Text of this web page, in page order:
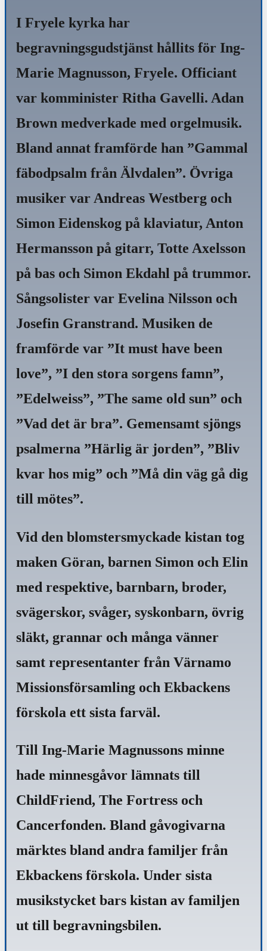
I Fryele kyrka har
begravningsgudstjänst hållits för Ing-
Marie Magnusson, Fryele. Officiant
var komminister Ritha Gavelli. Adan
Brown medverkade med orgelmusik.
Bland annat framförde han ”Gammal
fäbodpsalm från Älvdalen”. Övriga
musiker var Andreas Westberg och
Simon Eidenskog på klaviatur, Anton
Hermansson på gitarr, Totte Axelsson
på bas och Simon Ekdahl på trummor.
Sångsolister var Evelina Nilsson och
Josefin Granstrand. Musiken de
framförde var ”It must have been
love”, ”I den stora sorgens famn”,
”Edelweiss”, ”The same old sun” och
”Vad det är bra”. Gemensamt sjöngs
psalmerna ”Härlig är jorden”, ”Bliv
kvar hos mig” och ”Må din väg gå dig
till mötes”.
Vid den blomstersmyckade kistan tog
maken Göran, barnen Simon och Elin
med respektive, barnbarn, broder,
svägerskor, svåger, syskonbarn, övrig
släkt, grannar och många vänner
samt representanter från Värnamo
Missionsförsamling och Ekbackens
förskola ett sista farväl.
Till Ing-Marie Magnussons minne
hade minnesgåvor lämnats till
ChildFriend, The Fortress och
Cancerfonden. Bland gåvogivarna
märktes bland andra familjer från
Ekbackens förskola. Under sista
musikstycket bars kistan av familjen
ut till begravningsbilen.